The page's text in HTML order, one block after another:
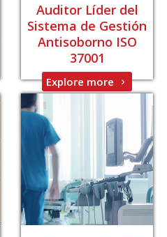
Auditor Líder del
Sistema de Gestión
Antisoborno ISO
37001
Explore more